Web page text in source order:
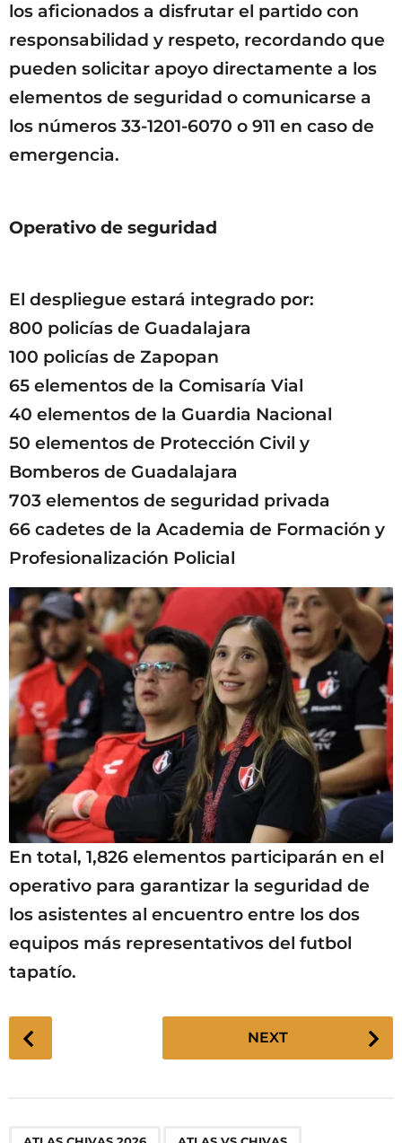
los aficionados a disfrutar el partido con
responsabilidad y respeto, recordando que
pueden solicitar apoyo directamente a los
elementos de seguridad o comunicarse a
los números 33-1201-6070 o 911 en caso de
emergencia.
Operativo de seguridad
El despliegue estará integrado por:
800 policías de Guadalajara
100 policías de Zapopan
65 elementos de la Comisaría Vial
40 elementos de la Guardia Nacional
50 elementos de Protección Civil y
Bomberos de Guadalajara
703 elementos de seguridad privada
66 cadetes de la Academia de Formación y
Profesionalización Policial
En total, 1,826 elementos participarán en el
operativo para garantizar la seguridad de
los asistentes al encuentro entre los dos
equipos más representativos del futbol
tapatío.
P
o
NEXT